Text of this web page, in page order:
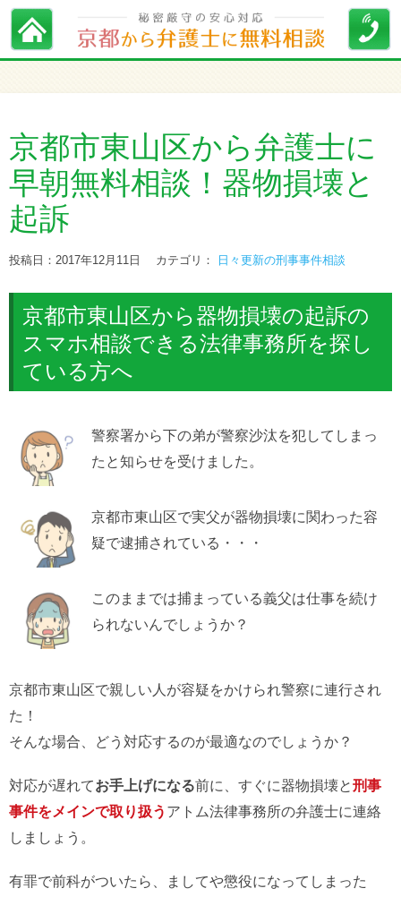
京都市東山区から弁護士に
早朝無料相談！器物損壊と
起訴
投稿日：2017年12月11日 カテゴリ： 日々更新の刑事事件相談
京都市東山区から器物損壊の起訴の
スマホ相談できる法律事務所を探し
ている方へ
警察署から下の弟が警察沙汰を犯してしまっ
たと知らせを受けました。
京都市東山区で実父が器物損壊に関わった容
疑で逮捕されている・・・
このままでは捕まっている義父は仕事を続け
られないんでしょうか？
京都市東山区で親しい人が容疑をかけられ警察に連行され
た！
そんな場合、どう対応するのが最適なのでしょうか？
対応が遅れてお手上げになる前に、すぐに器物損壊と刑事
事件をメインで取り扱う アトム法律事務所の弁護士に連絡
しましょう。
有罪で前科がついたら、ましてや懲役になってしまった